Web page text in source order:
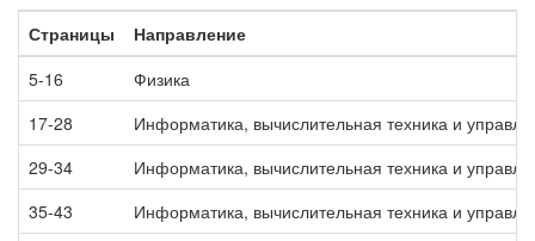
Страницы
Направление
5-16
Физика
17-28
Информатика, вычислительная техника и
29-34
Информатика, вычислительная техника и
35-43
Информатика, вычислительная техника и